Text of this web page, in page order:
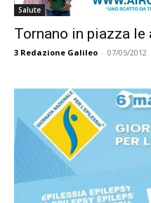
Salute
Tornano in piazza le
3 Redazione Galileo - 07/05/2012